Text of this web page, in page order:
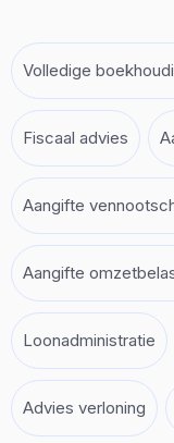
Volledige
Fiscaal advies
Aangifte
Aangifte
Loonadministratie
Advies verloning